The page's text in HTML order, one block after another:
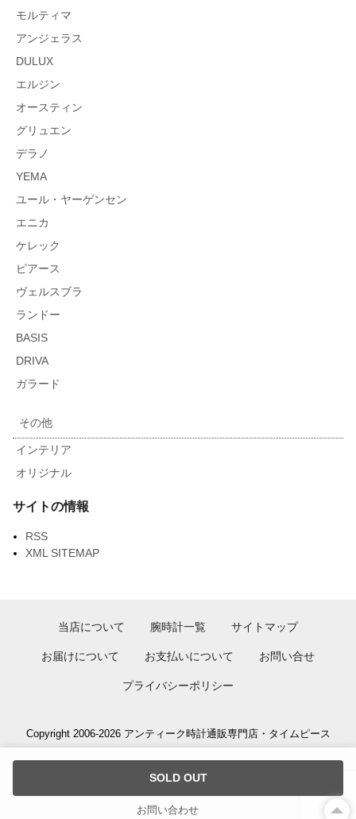
SOLD OUT
お問い合わせ
モルティマ
アンジェラス
DULUX
エルジン
オースティン
グリュエン
デラノ
YEMA
ユール・ヤーゲンセン
エニカ
ケレック
ピアース
ヴェルスブラ
ランドー
BASIS
DRIVA
ガラード
その他
インテリア
オリジナル
サイトの情報
RSS
XML SITEMAP
当店について 腕時計一覧 サイトマップ
お届けについて お支払いについて お問い合せ
プライバシーポリシー
Copyright 2006-2026 アンティーク時計通販専門店・タイムピース